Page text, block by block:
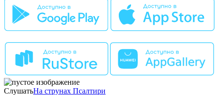
СлушатьНа струнах Псалтири